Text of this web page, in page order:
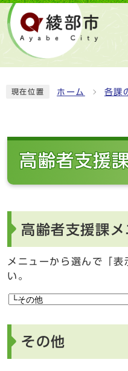
現在位置 ホーム 各課
高齢者支援
高齢者支援課メ
メニューから選んで「
い。
その他